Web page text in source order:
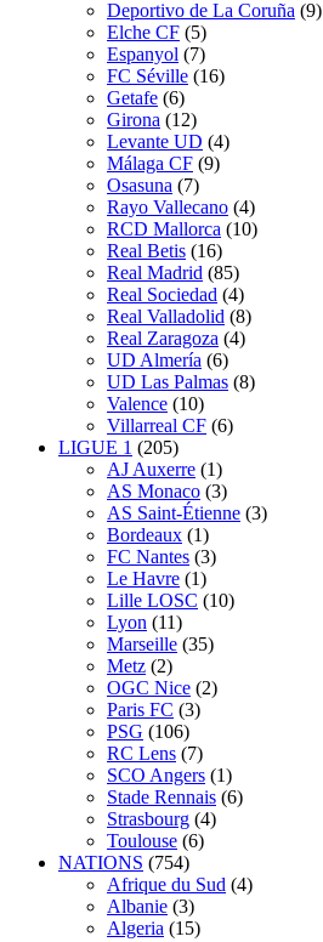
Deportivo de La Coruña (9)
Elche CF (5)
Espanyol (7)
FC Séville (16)
Getafe (6)
Girona (12)
Levante UD (4)
Málaga CF (9)
Osasuna (7)
Rayo Vallecano (4)
RCD Mallorca (10)
Real Betis (16)
Real Madrid (85)
Real Sociedad (4)
Real Valladolid (8)
Real Zaragoza (4)
UD Almería (6)
UD Las Palmas (8)
Valence (10)
Villarreal CF (6)
LIGUE 1 (205)
AJ Auxerre (1)
AS Monaco (3)
AS Saint-Étienne (3)
Bordeaux (1)
FC Nantes (3)
Le Havre (1)
Lille LOSC (10)
Lyon (11)
Marseille (35)
Metz (2)
OGC Nice (2)
Paris FC (3)
PSG (106)
RC Lens (7)
SCO Angers (1)
Stade Rennais (6)
Strasbourg (4)
Toulouse (6)
NATIONS (754)
Afrique du Sud (4)
Albanie (3)
Algeria (15)